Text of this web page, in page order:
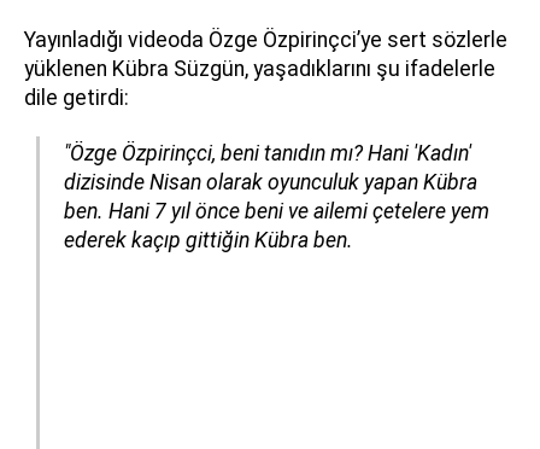
Yayınladığı videoda Özge Özpirinçci’ye sert sözlerle
yüklenen Kübra Süzgün, yaşadıklarını şu ifadelerle
dile getirdi:
"Özge Özpirinçci, beni tanıdın mı? Hani 'Kadın'
dizisinde Nisan olarak oyunculuk yapan Kübra
ben. Hani 7 yıl önce beni ve ailemi çetelere yem
ederek kaçıp gittiğin Kübra ben.